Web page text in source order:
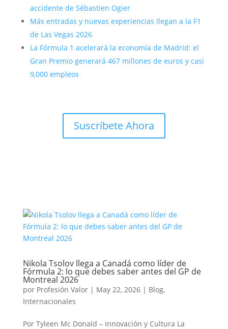
accidente de Sébastien Ogier
Más entradas y nuevas experiencias llegan a la F1
de Las Vegas 2026
La Fórmula 1 acelerará la economía de Madrid: el
Gran Premio generará 467 millones de euros y casi
9,000 empleos
Suscríbete Ahora
Nikola Tsolov llega a Canadá como líder de
Fórmula 2: lo que debes saber antes del GP de
Montreal 2026
por Profesión Valor| May 22, 2026| Blog,
Internacionales
Por Tyleen Mc Donald – Innovación y Cultura La